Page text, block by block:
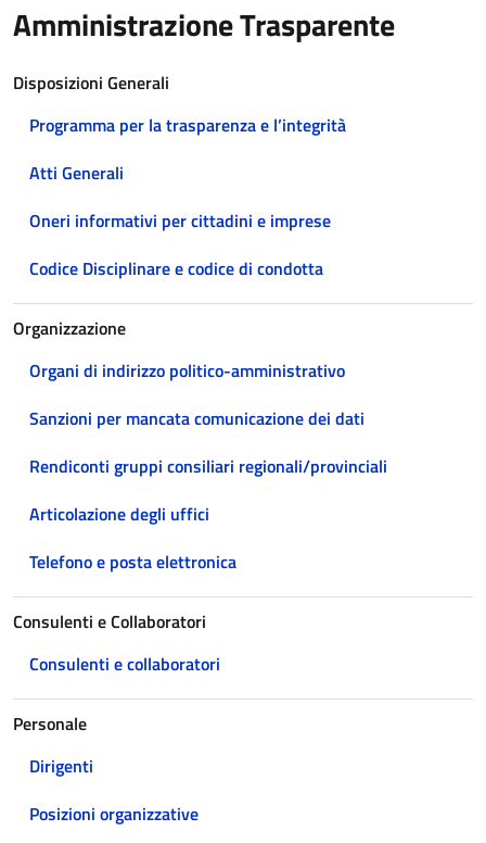
Amministrazione Trasparente
Disposizioni Generali
Programma per la trasparenza e l’integrità
Atti Generali
Oneri informativi per cittadini e imprese
Codice Disciplinare e codice di condotta
Organizzazione
Organi di indirizzo politico-amministrativo
Sanzioni per mancata comunicazione dei dati
Rendiconti gruppi consiliari regionali/provinciali
Articolazione degli uffici
Telefono e posta elettronica
Consulenti e Collaboratori
Consulenti e collaboratori
Personale
Dirigenti
Posizioni organizzative